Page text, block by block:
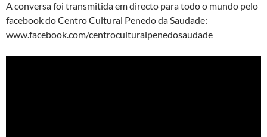
A conversa foi transmitida em directo para todo o mundo pelo
facebook do Centro Cultural Penedo da Saudade:
www.facebook.com/centroculturalpenedosaudade